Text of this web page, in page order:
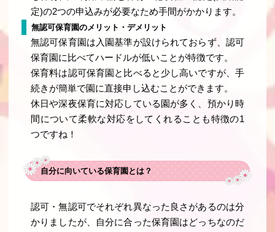
定)の2つの申込みが必要なため手間がかかります。
無認可保育園のメリット・デメリット
無認可保育園は入園基準が設けられておらず、認可
保育園に比べてハードルが低いことが特徴です。
保育料は認可保育園と比べると少し高いですが、手
続きが簡単で園に直接申し込むことができます。
休日や深夜保育に対応している園が多く、預かり時
間について柔軟な対応をしてくれることも特徴の1
つですね！
自分に向いている保育園とは？
認可・無認可でそれぞれ異なった良さがあるのは分
かりましたが、自分に合った保育園はどっちなのだ